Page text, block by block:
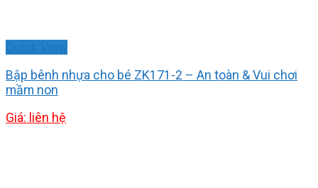
Bập bênh nhựa cho bé ZK171-2 – An toàn & Vui chơi
mầm non
Giá: liên hệ